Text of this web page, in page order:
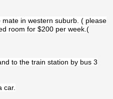
in western suburb. ( please
room for $200 per week.(
to the train station by bus 3
car.